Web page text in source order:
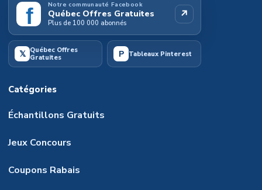
f Notre communauté Facebook
Québec Offres Gratuites
Plus de 100 000 abonnés
↗
𝕏 Québec Offres
Gratuites
P Tableaux Pinterest
Catégories
Échantillons Gratuits
Jeux Concours
Coupons Rabais